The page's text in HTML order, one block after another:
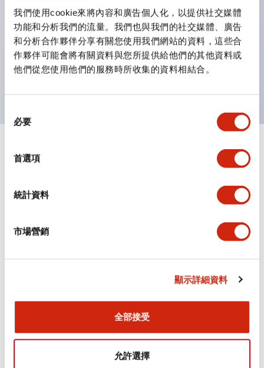
我們使用cookie來將內容和廣告個人化，以提供社交媒體
功能和分析我們的流量。我們也與我們的社交媒體、廣告
和分析合作夥伴分享有關您使用我們網站的資料，這些合
作夥伴可能會將有關資料與您所提供給他們的其他資料或
他們從您使用他們的服務時所收集的資料相結合。
必要
首選項
統計資料
市場營銷
顯示詳細資料
全部接受
允許選擇
支援色彩通用設計。
可清楚辨識正方平頭形指示燈的亮燈/熄燈狀態，以及點
燈時的顏色識別。
符合 ISO 3864-4 安全色規範：在危險或緊急狀況下，
規格 顯示全部+
安裝和安裝規範